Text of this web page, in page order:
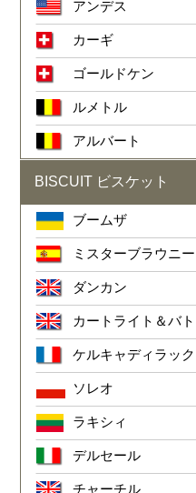
アンデス
カーギ
ゴールドケン
ルメトル
アルバート
BISCUIT ビスケット
ブームザ
ミスターブラウニー
ダンカン
カートライト＆バ
ケルキャディラック
ソレオ
ラキシィ
デルセール
チャーチル